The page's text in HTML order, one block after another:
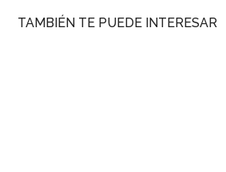
TAMBIÉN TE PUEDE INTERESAR